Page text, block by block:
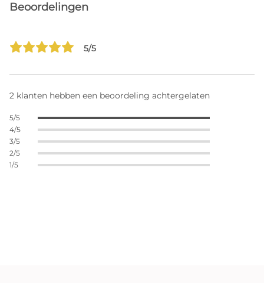
Beoordelingen
5/5
2 klanten hebben een beoordeling achtergelaten
5/5
4/5
3/5
2/5
1/5